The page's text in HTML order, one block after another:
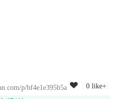
p/bf4e1e395b5a
0 like+